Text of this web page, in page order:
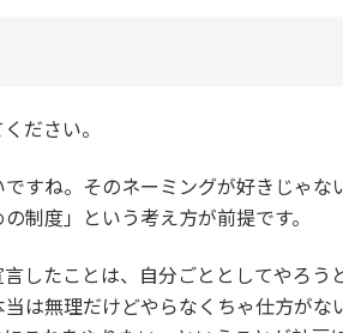
ださい。
すね。そのネーミングが好きじゃな
制度」という考え方が前提です。
したことは、自分ごととしてやろう
は無理だけどやらなくちゃ仕方がな